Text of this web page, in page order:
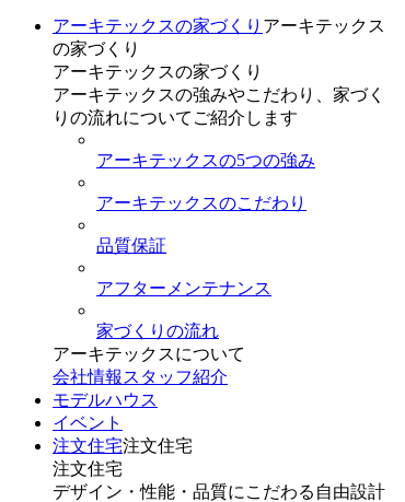
アーキテックスの家づくり アーキテックス
の家づくり
アーキテックスの家づくり
アーキテックスの強みやこだわり、家づく
りの流れについてご紹介します
アーキテックスの5つの強み
アーキテックスのこだわり
品質保証
アフターメンテナンス
家づくりの流れ
アーキテックスについて
会社情報 スタッフ紹介
モデルハウス
イベント
注文住宅注文住宅
注文住宅
デザイン・性能・品質にこだわる自由設計